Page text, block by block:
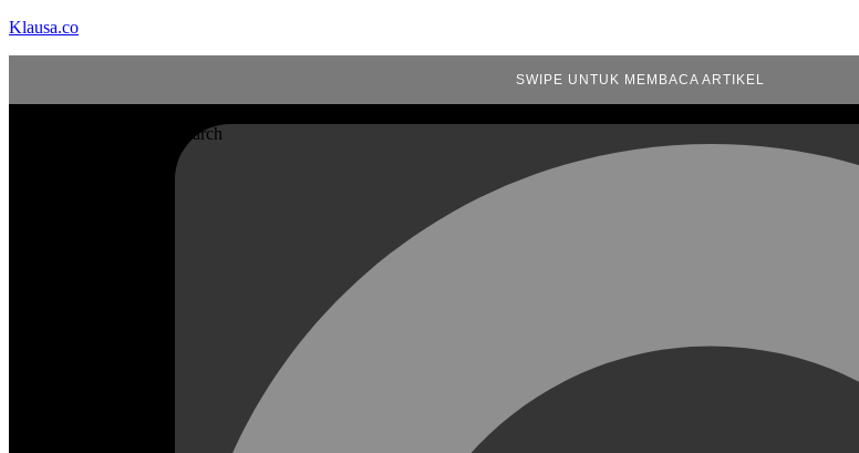
Klausa.co
SWIPE UNTUK MEMBACA ARTIKEL
Search